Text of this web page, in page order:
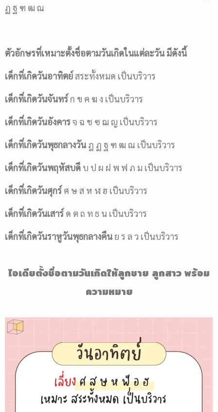
ฏ ฐ ฑ ฒ ณ
ตัวอักษรที่เหมาะตั้งชื่อตามวันเกิดในแต่ละวัน มีดังนี้
เด็กที่เกิดวันอาทิตย์สระทั้งหมด เป็นบริวาร
เด็กที่เกิดวันจันทร์ก ข ค ฆ ง เป็นบริวาร
เด็กที่เกิดวันอังคารจ ฉ ช ซ ฌ ญ เป็นบริวาร
เด็กที่เกิดวันพุธกลางวันฎ ฏ ฐ ฑ ฒ ณ เป็นบริวาร
เด็กที่เกิดวันพฤหัสบดี บ ป ผ ฝ พ ฟ ภ ม เป็นบริวาร
เด็กที่เกิดวันศุกร์ ศ ษ ส ห ฬ ฮ เป็นบริวาร
เด็กที่เกิดวันเสาร์ ด ต ถ ท ธ น เป็นบริวาร
เด็กที่เกิดวันราหูวันพุธกลางคืนย ร ล ว เป็นบริวาร
ไอเดียตั้งชื่อตามวันเกิดให้ลูกชาย ลูกสาว พร้อม
ความหมาย